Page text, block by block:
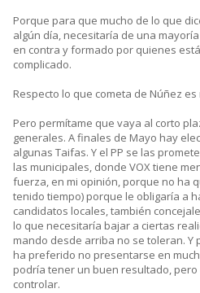
Porque para que mucho de lo que
algún día, necesitaría de una
en contra y formado por quienes
complicado.
Respecto lo que cometa de Núñez
Pero permítame que vaya al corto
generales. A finales de Mayo hay
algunas Taifas. Y el PP se las
las municipales, donde VOX tiene
fuerza, en mi opinión, porque no ha
tenido tiempo) porque le obligaría a
candidatos locales, también
lo que necesitaría bajar a ciertas
mando desde arriba no se toleran.
ha preferido no presentarse en
podría tener un buen resultado,
controlar.